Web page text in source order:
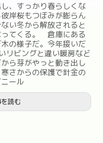
、すっかり春らしくな
岸桜もつぼみが膨らん
い冬から解放されると
てくる。 倉庫にある
の様子だ。今年接いだ
リビングと違い暖房など
ら芽がやっと動き出し
さからの保護で針金の
ール
読む